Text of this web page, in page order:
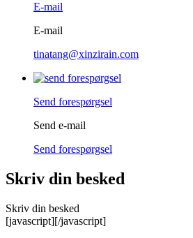
E-mail
E-mail
tinatang@xinzirain.com
Send forespørgsel
Send e-mail
Send forespørgsel
Skriv din besked
Skriv din besked
[javascript][/javascript]